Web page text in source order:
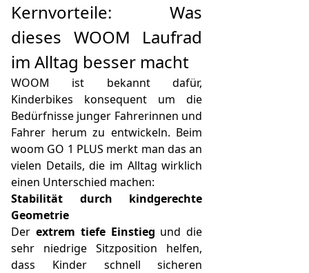
Kernvorteile: Was
dieses WOOM Laufrad
im Alltag besser macht
WOOM ist bekannt dafür,
Kinderbikes konsequent um die
Bedürfnisse junger Fahrerinnen und
Fahrer herum zu entwickeln. Beim
woom GO 1 PLUS merkt man das an
vielen Details, die im Alltag wirklich
einen Unterschied machen:
Stabilität durch kindgerechte
Geometrie
Der extrem tiefe Einstieg und die
sehr niedrige Sitzposition helfen,
dass Kinder schnell sicheren